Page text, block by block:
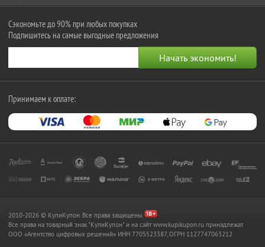
Сэкономьте до 90% при любых покупках
Подпишитесь на самые выгодные предложения
Принимаем к оплате:
2010-2026 © КупиКупон. Все права защищены.
Все права на товарный знак "КупиКупон" и на сайт www.kupikupon.ru принадлежат
OOO «Агентство цифровых решений» ИНН 7705523387, ОГРН 1127747063212